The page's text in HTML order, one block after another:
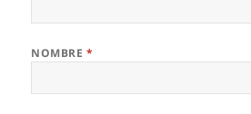
NOMBRE *